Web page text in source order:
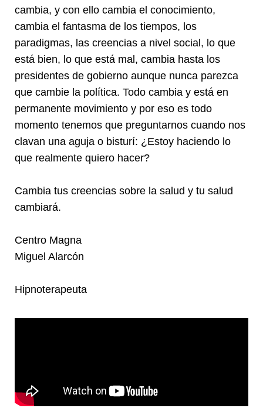
cambia, y con ello cambia el conocimiento,
cambia el fantasma de los tiempos, los
paradigmas, las creencias a nivel social, lo que
está bien, lo que está mal, cambia hasta los
presidentes de gobierno aunque nunca parezca
que cambie la política. Todo cambia y está en
permanente movimiento y por eso es todo
momento tenemos que preguntarnos cuando nos
clavan una aguja o bisturí: ¿Estoy haciendo lo
que realmente quiero hacer?
Cambia tus creencias sobre la salud y tu salud
cambiará.
Centro Magna
Miguel Alarcón
Hipnoterapeuta